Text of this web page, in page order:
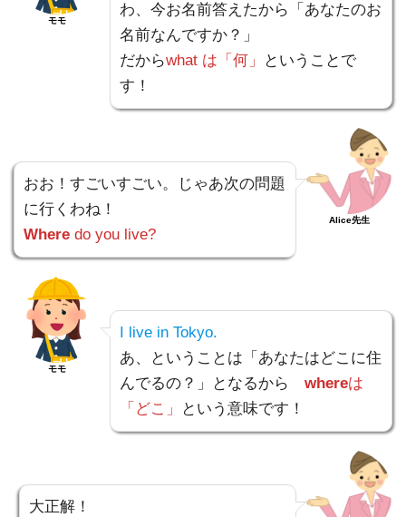
モモ
わ、今お名前答えたから「あなたのお
名前なんですか？」
だからwhat は「何」
ということで
す！
おお！すごいすごい。じゃあ次の問題
に行くわね！
Where do you live?
Alice先生
モモ
I live in Tokyo.
あ、ということは「あなたはどこに住
んでるの？」となるから whereは
「どこ」
という意味です！
大正解！